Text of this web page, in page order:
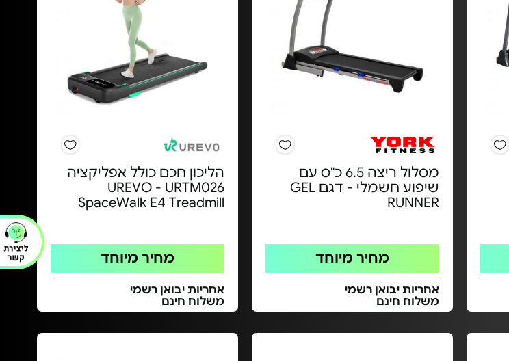
מסלול ריצה 6.5 כ"ס עם
שיפוע חשמלי - דגם GEL
RUNNER
מחיר מיוחד
אחריות יבואן רשמי
משלוח חינם
הליכון חכם כולל אפליקציה
UREVO - URTM026
SpaceWalk E4 Treadmill
מחיר מיוחד
אחריות יבואן רשמי
משלוח חינם